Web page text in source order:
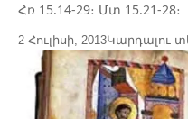
Հռ 15.14-29։ Մտ 15.21-28։
2 Հուլիսի, 2013Կարդալու